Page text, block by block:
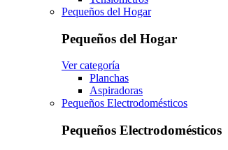
Pequeños del Hogar
Pequeños del Hogar
Ver categoría
Planchas
Aspiradoras
Pequeños Electrodomésticos
Pequeños Electrodomésticos